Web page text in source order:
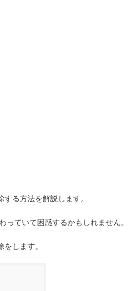
る方法を解説します。
ていて困惑するかもしれません。
します。